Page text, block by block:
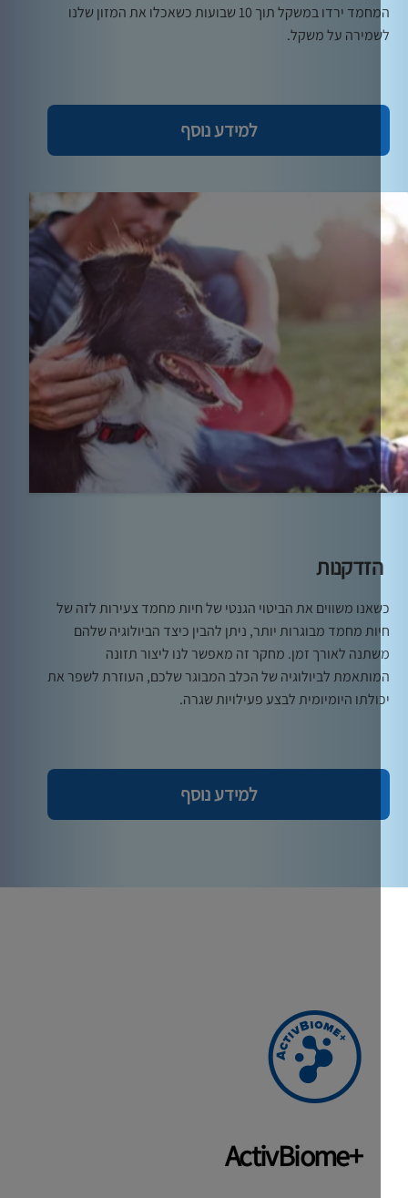
המחמד ירדו במשקל תוך 10 שבועות כשאכלו את המזון שלנו
על משקל.
למידע נוסף
משווים את הביטוי הגנטי של חיות מחמד צעירות לזה של
מחמד מבוגרות יותר, ניתן להבין כיצד הביולוגיה שלהם
לאורך זמן. מחקר זה מאפשר לנו ליצור תזונה
לביולוגיה של הכלב המבוגר שלכם, העוזרת לשפר את
היומיומית לבצע פעילויות שגרה.
למידע נוסף